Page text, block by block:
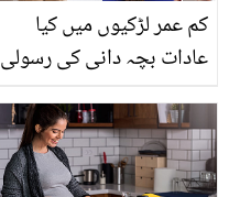
کم عمر لڑکیوں میں کیا
عادات بچہ دانی کی رسولی
رسولی سے بچنے کے لئے یہ
ٹپس آزمائیں